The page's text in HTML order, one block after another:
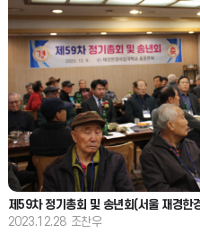
제59차 정기총회 및 송년회(서울 재경한
2023.12.28 조찬우